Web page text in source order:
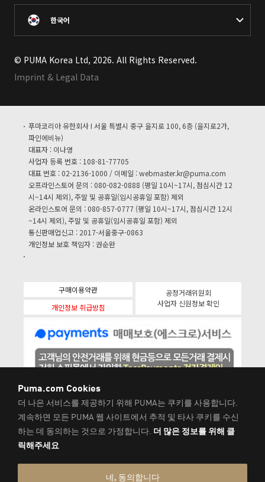
한국어
© PUMA Korea Ltd, 2026. All Rights Reserved.
Imprint & Legal Data
푸마코리아 유한회사 I 서울 특별시 중구 을지로 100, 6층 (을지로2가,
파인에비뉴)
대표자 : 이나영
사업자 등록 번호 : 108-81-77705
대표 번호 : 02-2136-1000 / 이메일 :webmaster.kr@puma.com
오프라인스토어 문의 : 080-082-0888 (평일 10시~17시, 점심시간 12
시~14시 제외), 주말 및 공휴일(임시공휴일 포함) 제외
온라인스토어 문의 : 080-857-0777 (평일 10시~17시, 점심시간 12시
~14시 제외), 주말 및 공휴일(임시공휴일 포함) 제외
통신판매업신고 : 2017-서울중구-0863
개인정보 보호 책임자 : 권순완
구매이용약관
개인정보 취급방침
공정거래위원회
사업자 신원정보 확인